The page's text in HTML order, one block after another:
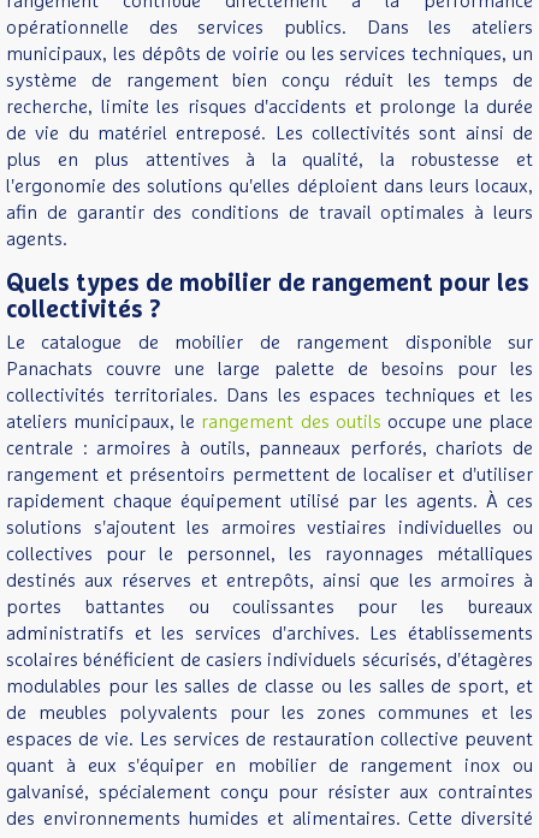
opérationnelle des services publics. Dans les ateliers
municipaux, les dépôts de voirie ou les services techniques, un
système de rangement bien conçu réduit les temps de
recherche, limite les risques d'accidents et prolonge la durée
de vie du matériel entreposé. Les collectivités sont ainsi de
plus en plus attentives à la qualité, la robustesse et
l'ergonomie des solutions qu'elles déploient dans leurs locaux,
afin de garantir des conditions de travail optimales à leurs
agents.
Quels types de mobilier de rangement pour les
collectivités ?
Le catalogue de mobilier de rangement disponible sur
Panachats couvre une large palette de besoins pour les
collectivités territoriales. Dans les espaces techniques et les
ateliers municipaux, le rangement des outils occupe une place
centrale : armoires à outils, panneaux perforés, chariots de
rangement et présentoirs permettent de localiser et d'utiliser
rapidement chaque équipement utilisé par les agents. À ces
solutions s'ajoutent les armoires vestiaires individuelles ou
collectives pour le personnel, les rayonnages métalliques
destinés aux réserves et entrepôts, ainsi que les armoires à
portes battantes ou coulissantes pour les bureaux
administratifs et les services d'archives. Les établissements
scolaires bénéficient de casiers individuels sécurisés, d'étagères
modulables pour les salles de classe ou les salles de sport, et
de meubles polyvalents pour les zones communes et les
espaces de vie. Les services de restauration collective peuvent
quant à eux s'équiper en mobilier de rangement inox ou
galvanisé, spécialement conçu pour résister aux contraintes
des environnements humides et alimentaires. Cette diversité